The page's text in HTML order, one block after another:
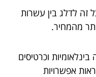
זה לדלג בין עשרות
מהמחיר.
וכרטיסים
אפשרויות